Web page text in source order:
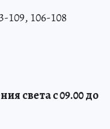
109, 106-108
света с 09.00 до